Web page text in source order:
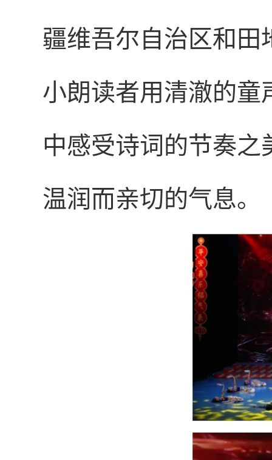
疆维吾尔自治区和田
小朗读者用清澈的童
中感受诗词的节奏
温润而亲切的气息。